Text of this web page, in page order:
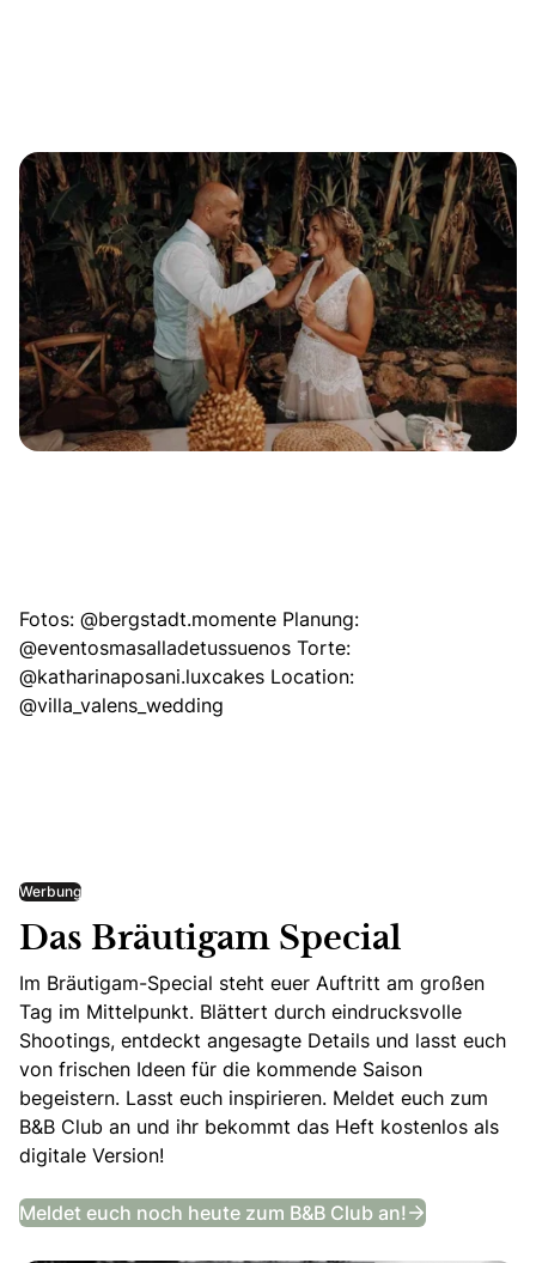
Fotos: @bergstadt.momente Planung:
@eventosmasalladetussuenos Torte:
@katharinaposani.luxcakes Location:
@villa_valens_wedding
Werbung
Das Bräutigam Special
Im Bräutigam-Special steht euer Auftritt am großen
Tag im Mittelpunkt. Blättert durch eindrucksvolle
Shootings, entdeckt angesagte Details und lasst euch
von frischen Ideen für die kommende Saison
begeistern. Lasst euch inspirieren. Meldet euch zum
B&B Club an und ihr bekommt das Heft kostenlos als
digitale Version!
Meldet euch noch heute zum B&B Club an! Das